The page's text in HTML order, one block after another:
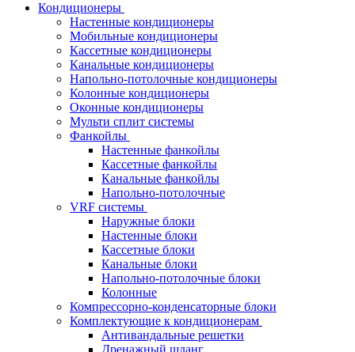
Кондиционеры
Настенные кондиционеры
Мобильные кондиционеры
Кассетные кондиционеры
Канальные кондиционеры
Напольно-потолочные кондиционеры
Колонные кондиционеры
Оконные кондиционеры
Мульти сплит системы
Фанкойлы
Настенные фанкойлы
Кассетные фанкойлы
Канальные фанкойлы
Напольно-потолочные
VRF системы
Наружные блоки
Настенные блоки
Кассетные блоки
Канальные блоки
Напольно-потолочные блоки
Колонные
Компрессорно-конденсаторные блоки
Комплектующие к кондиционерам
Антивандальные решетки
Дренажный шланг